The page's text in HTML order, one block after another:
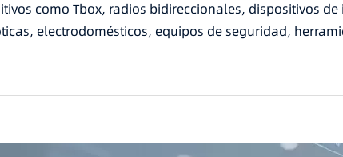
como Tbox, radios bidireccionales, dispositivos
electrodomésticos, equipos de seguridad,